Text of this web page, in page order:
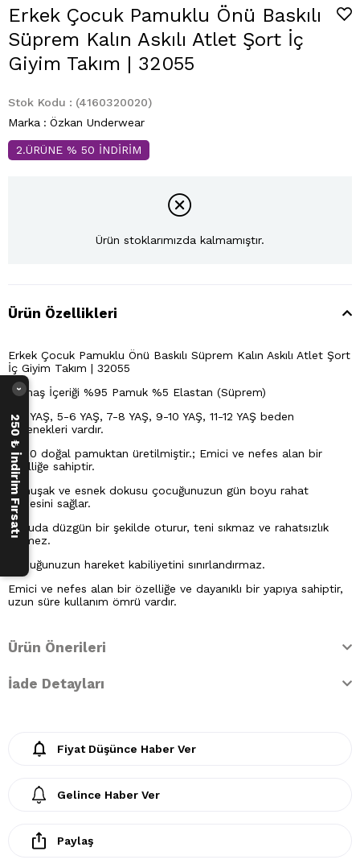
Erkek Çocuk Pamuklu Önü Baskılı
Süprem Kalın Askılı Atlet Şort İç
Giyim Takım | 32055
Stok Kodu
(4160320020)
Marka : Özkan Underwear
2.ÜRÜNE % 50 İNDİRİM
Ürün stoklarımızda kalmamıştır.
Ürün Özellikleri
Erkek Çocuk Pamuklu Önü Baskılı Süprem Kalın Askılı Atlet Şort
İç Giyim Takım | 32055
Kumaş İçeriği %95 Pamuk %5 Elastan (Süprem)
3-4 YAŞ, 5-6 YAŞ, 7-8 YAŞ, 9-10 YAŞ, 11-12 YAŞ beden
seçenekleri vardır.
%100 doğal pamuktan üretilmiştir.; Emici ve nefes alan bir
özelliğe sahiptir.
Yumuşak ve esnek dokusu çocuğunuzun gün boyu rahat
etmesini sağlar.
Vücuda düzgün bir şekilde oturur, teni sıkmaz ve rahatsızlık
vermez.
Çocuğunuzun hareket kabiliyetini sınırlandırmaz.
Emici ve nefes alan bir özelliğe ve dayanıklı bir yapıya sahiptir,
uzun süre kullanım ömrü vardır.
Ürün Önerileri
İade Detayları
Fiyat Düşünce Haber Ver
Gelince Haber Ver
Paylaş
250 ₺ İndirim Fırsatı
›